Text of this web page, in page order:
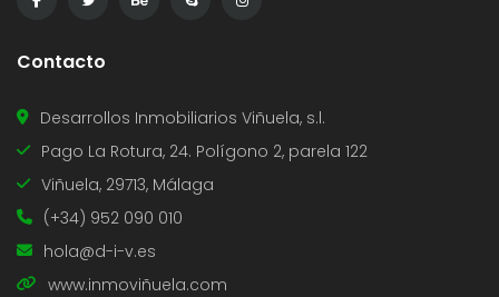
Contacto
Desarrollos Inmobiliarios Viñuela, s.l.
Pago La Rotura, 24. Polígono 2, parela 122
Viñuela, 29713, Málaga
(+34) 952 090 010
hola@d-i-v.es
www.inmoviñuela.com